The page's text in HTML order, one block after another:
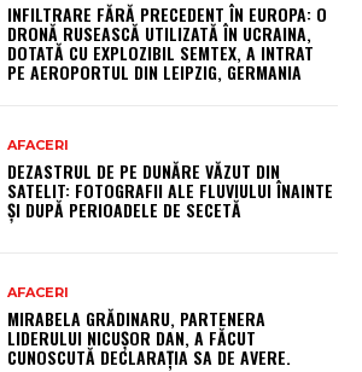
INFILTRARE FĂRĂ PRECEDENT ÎN EUROPA: O
DRONĂ RUSEASCĂ UTILIZATĂ ÎN UCRAINA,
DOTATĂ CU EXPLOZIBIL SEMTEX, A INTRAT
PE AEROPORTUL DIN LEIPZIG, GERMANIA
AFACERI
DEZASTRUL DE PE DUNĂRE VĂZUT DIN
SATELIT: FOTOGRAFII ALE FLUVIULUI ÎNAINTE
ȘI DUPĂ PERIOADELE DE SECETĂ
AFACERI
MIRABELA GRĂDINARU, PARTENERA
LIDERULUI NICUȘOR DAN, A FĂCUT
CUNOSCUTĂ DECLARAȚIA SA DE AVERE.